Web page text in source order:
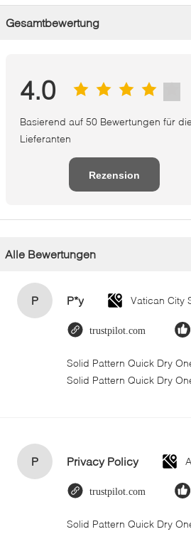
Gesamtbewertung
4.0
Basierend auf 50 Bewertungen für
Lieferanten
Rezension
Alle Bewertungen
P P*y
trustpilot.com
Solid Pattern Quick Dry
Solid Pattern Quick Dry
P Privacy Policy
trustpilot.com
Solid Pattern Quick Dry